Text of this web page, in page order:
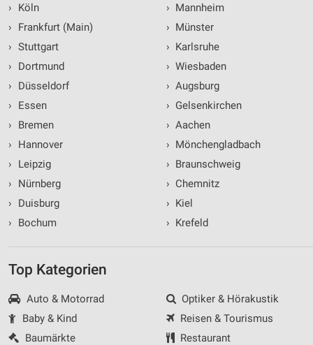
›
Köln
›
Frankfurt (Main)
› Stuttgart
›
Dortmund
›
Düsseldorf
›
Essen
›
Bremen
›
Hannover
›
Leipzig
›
Nürnberg
›
Duisburg
›
Bochum
› Mannheim
› Münster
› Karlsruhe
› Wiesbaden
› Augsburg
› Gelsenkirchen
› Aachen
› Mönchengladbach
› Braunschweig
› Chemnitz
› Kiel
› Krefeld
Top Kategorien
Auto & Motorrad
Baby & Kind
Baumärkte
Optiker & Hörakustik
Reisen & Tourismus
Restaurant